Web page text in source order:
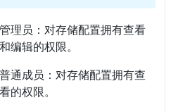
管理员：对存储配置拥有查看
和编辑的权限。
普通成员：对存储配置拥有查
看的权限。